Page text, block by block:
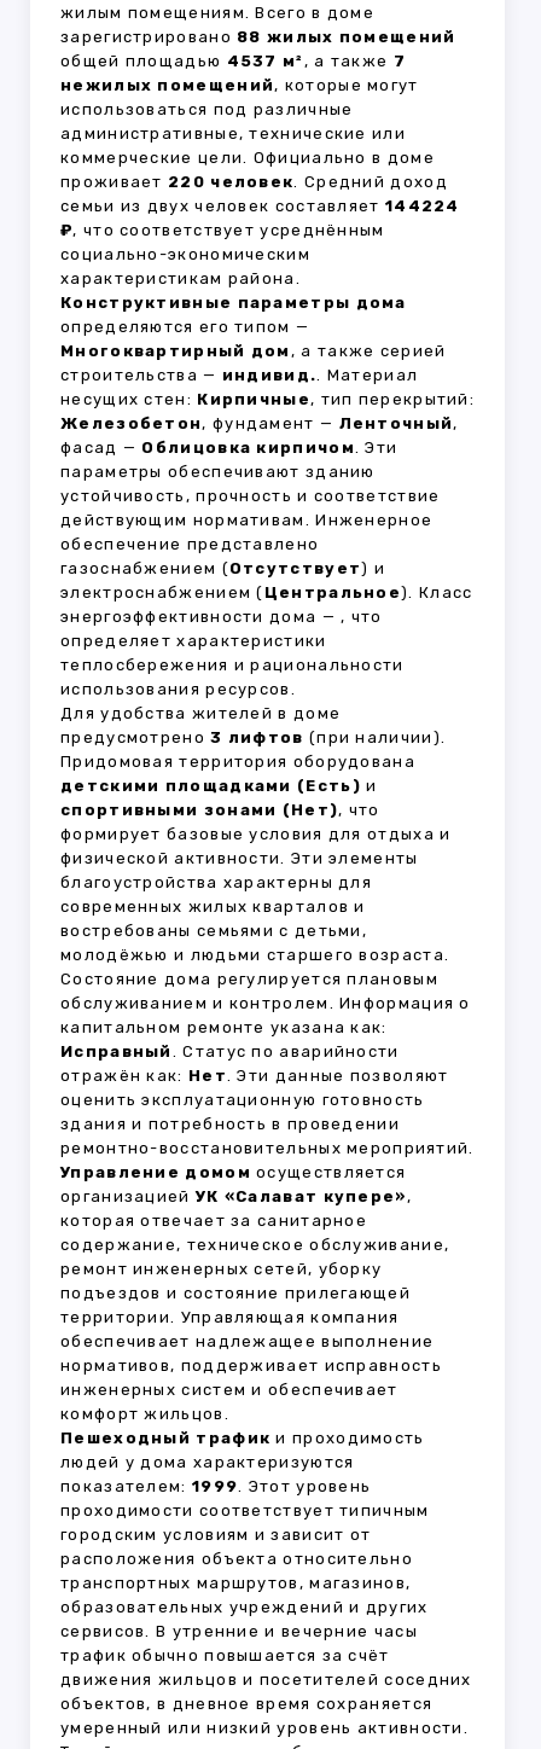
жилым помещениям. Всего в доме
зарегистрировано 88 жилых помещений
общей площадью 4537 м² , а также 7
нежилых помещений, которые могут
использоваться под различные
административные, технические или
коммерческие цели. Официально в доме
проживает 220 человек. Средний доход
семьи из двух человек составляет 144224
₽, что соответствует усреднённым
социально-экономическим
характеристикам района.
Конструктивные параметры дома
определяются его типом —
Многоквартирный дом , а также серией
строительства — индивид.. Материал
несущих стен: Кирпичные, тип перекрытий:
Железобетон, фундамент — Ленточный,
фасад — Облицовка кирпичом. Эти
параметры обеспечивают зданию
устойчивость, прочность и соответствие
действующим нормативам. Инженерное
обеспечение представлено
газоснабжением (Отсутствует) и
электроснабжением ( Центральное). Класс
энергоэффективности дома —, что
определяет характеристики
теплосбережения и рациональности
использования ресурсов.
Для удобства жителей в доме
предусмотрено3 лифтов (при наличии).
Придомовая территория оборудована
детскими площадками (Есть) и
спортивными зонами (Нет), что
формирует базовые условия для отдыха и
физической активности. Эти элементы
благоустройства характерны для
современных жилых кварталов и
востребованы семьями с детьми,
молодёжью и людьми старшего возраста.
Состояние дома регулируется плановым
обслуживанием и контролем. Информация о
капитальном ремонте указана как:
Исправный . Статус по аварийности
отражён как: Нет. Эти данные позволяют
оценить эксплуатационную готовность
здания и потребность в проведении
ремонтно-восстановительных мероприятий.
Управление домом осуществляется
организациейУК «Салават купере»,
которая отвечает за санитарное
содержание, техническое обслуживание,
ремонт инженерных сетей, уборку
подъездов и состояние прилегающей
территории. Управляющая компания
обеспечивает надлежащее выполнение
нормативов, поддерживает исправность
инженерных систем и обеспечивает
комфорт жильцов.
Пешеходный трафик и проходимость
людей у дома характеризуются
показателем: 1999. Этот уровень
проходимости соответствует типичным
городским условиям и зависит от
расположения объекта относительно
транспортных маршрутов, магазинов,
образовательных учреждений и других
сервисов. В утренние и вечерние часы
трафик обычно повышается за счёт
движения жильцов и посетителей соседних
объектов, в дневное время сохраняется
умеренный или низкий уровень активности.